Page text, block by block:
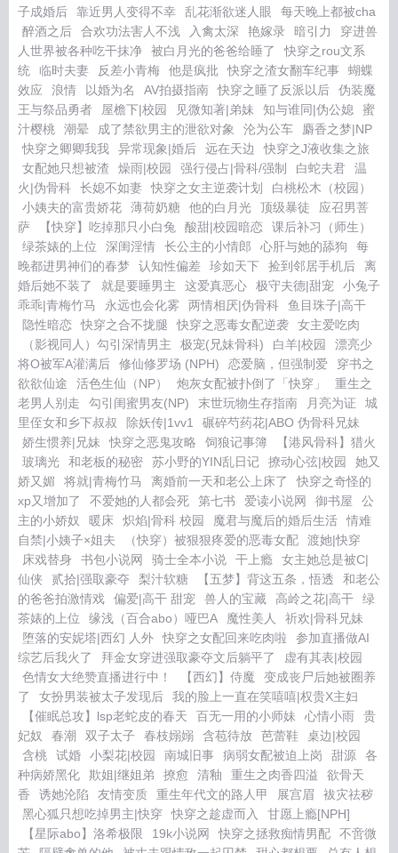
子成婚后
靠近男人变得不幸 乱花渐欲迷人眼
每天晚上都被cha
醉酒之后
合欢功法害人不浅 入禽太深 艳嫁录 暗引力
穿进兽
人世界被各种吃干抹净
被白月光的爸爸给睡了
快穿之rou文系
统
临时夫妻 反差小青梅 他是疯批 快穿之渣女翻车纪事
蝴蝶
效应
浪情 以婚为名 AV拍摄指南 快穿之睡了反派以后
伪装魔
王与祭品勇者
屋檐下|校园 见微知著|弟妹 知与谁同|伪公媳
蜜
汁樱桃
潮晕 成了禁欲男主的泄欲对象 沦为公车
麝香之梦|NP
快穿之卿卿我我
异常现象|婚后 远在天边
快穿之J液收集之旅
女配她只想被渣
燥雨|校园 强行侵占|骨科/强制 白蛇夫君
温
火|伪骨科
长媳不如妻 快穿之女主逆袭计划
白桃松木（校园）
小姨夫的富贵娇花
薄荷奶糖 他的白月光 顶级暴徒
应召男菩
萨
【快穿】吃掉那只小白兔 酸甜|校园暗恋
课后补习（师生）
绿茶婊的上位
深闺淫情 长公主的小情郎 心肝与她的舔狗
每
晚都进男神们的春梦
认知性偏差 珍如天下 捡到邻居手机后
离
婚后她不装了
就是要睡男主 这爱真恶心 极守夫德|甜宠
小兔子
乖乖|青梅竹马
永远也会化雾 两情相厌|伪骨科
鱼目珠子|高干
隐性暗恋
快穿之合不拢腿 快穿之恶毒女配逆袭
女主爱吃肉
（影视同人）勾引深情男主
极宠(兄妹骨科) 白羊|校园
漂亮少
将O被军A灌满后
修仙修罗场 (NPH) 恋爱脑，但强制爱
穿书之
欲欲仙途
活色生仙（NP） 炮灰女配被扑倒了「快穿」
重生之
老男人别走
勾引闺蜜男友(NP) 末世玩物生存指南 月亮为证
城
里侄女和乡下叔叔
除妖传|1vv1
碾碎芍药花|ABO 伪骨科兄妹
娇生惯养|兄妹
快穿之恶鬼攻略 饲狼记事簿
【港风骨科】猎火
玻璃光
和老板的秘密 苏小野的YIN乱日记 撩动心弦|校园
她又
娇又媚
将就|青梅竹马 离婚前一天和老公上床了
快穿之奇怪的
xp又增加了
不爱她的人都会死 第七书 爱读小说网 御书屋
公
主的小娇奴
暖床 炽焰|骨科 校园 魔君与魔后的婚后生活
情难
自禁|小姨子×姐夫
（快穿）被狠狠疼爱的恶毒女配
渡她|快穿
床戏替身
书包小说网 骑士全本小说 干上瘾
女主她总是被C|
仙侠
贰拾|强取豪夺 梨汁软糖 【五梦】背这五条，悟透
和老公
的爸爸拍激情戏
偏爱|高干 甜宠 兽人的宝藏 高岭之花|高干
绿
茶婊的上位
缘浅（百合abo）哑巴A 魔性美人
祈欢|骨科兄妹
堕落的安妮塔|西幻 人外
快穿之女配回来吃肉啦
参加直播做AI
综艺后我火了
拜金女穿进强取豪夺文后躺平了
虚有其表|校园
色情女大绝赞直播进行中！
【西幻】侍魔
变成丧尸后她被圈养
了
女扮男装被太子发现后
我的脸上一直在笑嘻嘻|权贵X主妇
【催眠总攻】lsp老蛇皮的春天
百无一用的小师妹 心情小雨
贵
妃奴
春潮 双子太子 春枝嫋嫋 含苞待放 芭蕾鞋
桌边|校园
含桃
试婚 小梨花|校园 南城旧事 病弱女配被迫上岗 甜源
各
种病娇黑化
欺姐|继姐弟 撩愈 清釉 重生之肉香四溢
欲骨天
香
诱她沦陷 友情变质 重生年代文的路人甲 展宫眉
袚灾祛秽
黑心狐只想吃掉男主|快穿
快穿之趁虚而入
甘愿上瘾[NPH]
【星际abo】洛希极限
19k小说网 快穿之拯救痴情男配
不啻微